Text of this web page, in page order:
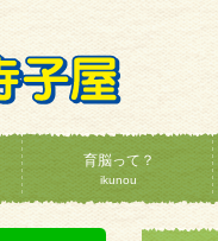
育脳って？
ikunou